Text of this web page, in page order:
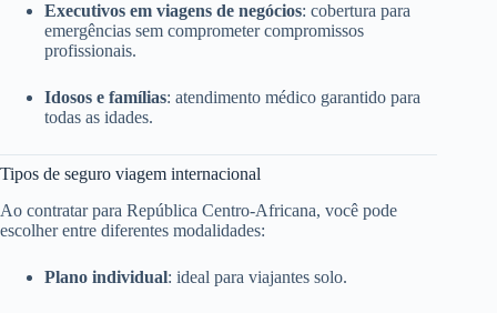
Executivos em viagens de negócios: cobertura para
emergências sem comprometer compromissos
profissionais.
Idosos e famílias: atendimento médico garantido para
todas as idades.
Tipos de seguro viagem internacional
Ao contratar para República Centro-Africana, você pode
escolher entre diferentes modalidades:
Plano individual: ideal para viajantes solo.